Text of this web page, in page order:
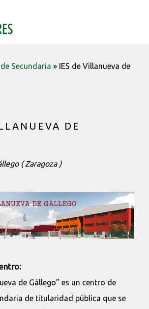
Secundaria » IES de Villanueva de
DE
( Zaragoza )
de Gállego” es un centro de
de titularidad pública que se